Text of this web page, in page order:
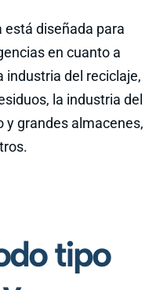
está diseñada para
en cuanto a
industria del reciclaje,
la industria del
y grandes almacenes,
tipo